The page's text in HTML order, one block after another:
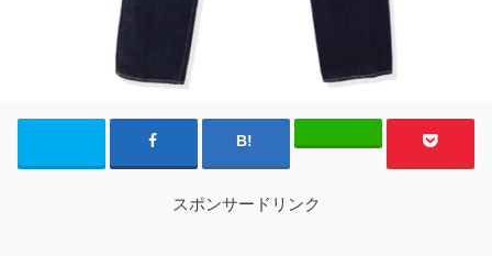
スポンサードリンク